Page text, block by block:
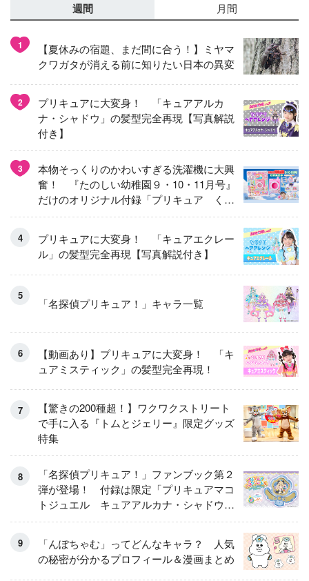
週間 月間
1
【夏休みの宿題、まだ間に合う！】ミヤマ
クワガタが消える前に知りたい日本の異変
2
プリキュアに大変身！ 「キュアアルカ
ナ・シャドウ」の髪型完全再現【写真解説
付き】
3
本物そっくりのかわいすぎる洗濯機に大興
奮！ 『たのしい幼稚園９・10・11月号』
だけのオリジナル付録「プリキュア くる
くるせんたくき」
プリキュアに大変身！ 「キュアエクレー
ル」の髪型完全再現【写真解説付き】
「名探偵プリキュア！」キャラ一覧
【動画あり】プリキュアに大変身！ 「キ
ュアミスティック」の髪型完全再現！
【驚きの200種超！】ワクワクストリート
で手に入る『トムとジェリー』限定グッズ
特集
「名探偵プリキュア！」ファンブック第２
弾が登場！ 付録は限定「プリキュアマコ
トジュエル キュアアルカナ・シャドウ
アイスver.」 キュアエクレールを大特
「んぽちゃむ」ってどんなキャラ？ 人気
の秘密が分かるプロフィール＆漫画まとめ